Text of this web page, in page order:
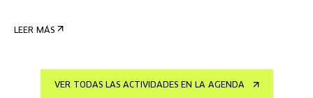
LEER MÁS
VER TODAS LAS ACTIVIDADES EN LA AGENDA